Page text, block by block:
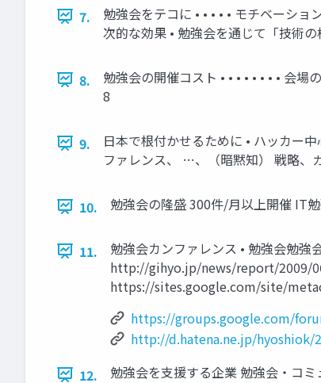
7.
勉強会をテコに • • • • • モチベーシ
次的な効果 • 勉強会を通じて「技術
8.
勉強会の開催コスト • • • • • • • •
8
9.
日本で根付かせるために • ハッカー
ファレンス、 …、（暗黙知） 戦略、
10. 勉強会の隆盛 300件/月以上開催 IT
11.
勉強会カンファレンス • 勉強会勉
http://gihyo.jp/news/report/2009/
https://sites.google.com/site/
https://groups.google.com/
http://d.hatena.ne.jp/hyoshiok/
12.
勉強会を支援する企業 勉強会・コ